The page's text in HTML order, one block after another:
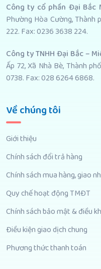
Công ty cổ phần Đại Bắc
Phường Hòa Cường,
222. Fax: 0236 3638 224.
Công ty TNHH Đại Bắc –
Ấp 72, Xã Nhà Bè, Thành
0738. Fax: 028 6264 6868.
Về chúng tôi
Giới thiệu
Chính sách đổi trả hàng
Chính sách mua hàng, giao
Quy chế hoạt động TMĐT
Chính sách bảo mật & điều
Điều kiện giao dịch chung
Phương thức thanh toán